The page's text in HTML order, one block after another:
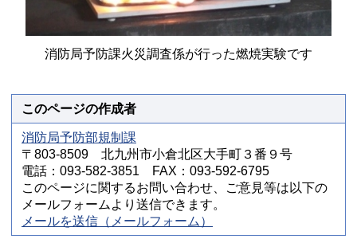
消防局予防課火災調査係が行った燃焼実験です
このページの作成者
消防局予防部規制課
〒803-8509 北九州市小倉北区大手町３番９号
電話：093-582-3851 FAX：093-592-6795
このページに関するお問い合わせ、ご意見等は以下の
メールフォームより送信できます。
メールを送信（メールフォーム）